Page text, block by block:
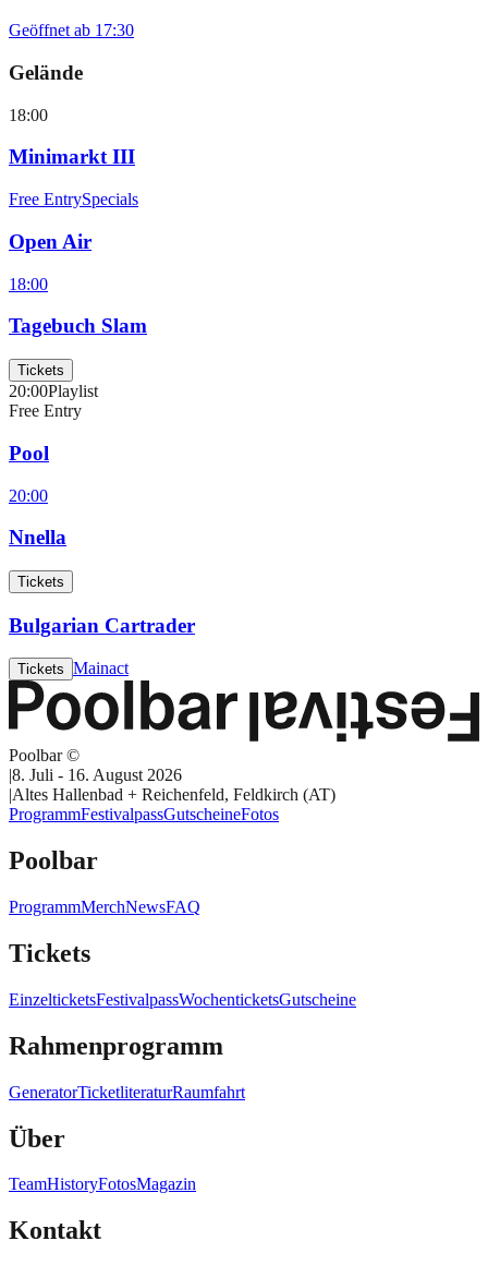
Geöffnet ab 17:30
Gelände
18:00
Minimarkt III
Free EntrySpecials
Open Air
18:00
Tagebuch Slam
Tickets
20:00Playlist
Free Entry
Pool
20:00
Nnella
Tickets
Bulgarian Cartrader
Tickets Mainact
Poolbar ©
|8. Juli - 16. August 2026
|Altes Hallenbad + Reichenfeld, Feldkirch (AT)
ProgrammFestivalpassGutscheineFotos
Poolbar
ProgrammMerchNewsFAQ
Tickets
EinzelticketsFestivalpassWochenticketsGutscheine
Rahmenprogramm
GeneratorTicketliteraturRaumfahrt
Über
TeamHistoryFotosMagazin
Kontakt